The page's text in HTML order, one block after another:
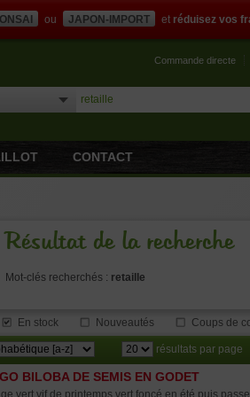
ou JAPON-IMPORT et réduisez vos
Commande directe
CONTACT
Résultat de la recherche
Mot-clés recherchés : retaille
En stock Nouveautés Coups de
résultats par page
BILOBA DE SEMIS EN GODET
vert vif de printemps vert foncé en été puis